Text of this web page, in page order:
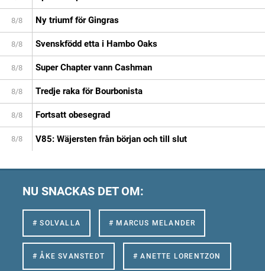
8/8 Ny triumf för Gingras
8/8 Svenskfödd etta i Hambo Oaks
8/8 Super Chapter vann Cashman
8/8 Tredje raka för Bourbonista
8/8 Fortsatt obesegrad
8/8 V85: Wäjersten från början och till slut
NU SNACKAS DET OM:
# SOLVALLA # MARCUS MELANDER
# ÅKE SVANSTEDT # ANETTE LORENTZON